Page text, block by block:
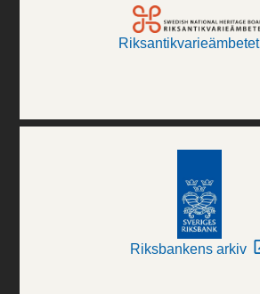
Riksantikvarieämbetet
Riksbankens arkiv